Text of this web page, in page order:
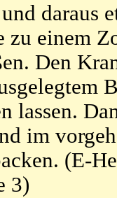
daraus
zu einem
Den
lassen.
im
(E-
3)